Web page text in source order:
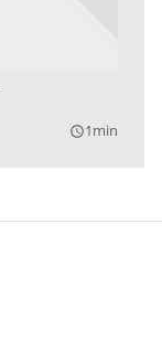
query_builder1min